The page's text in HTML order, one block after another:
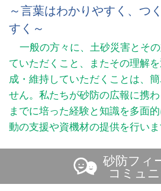
～言葉はわかりやすく、つ
すく～
一般の方々に、土砂災害とそ
ていただくこと、またその理解
成・維持していただくことは、
せん。私たちが砂防の広報に携
までに培った経験と知識を多面
動の支援や資機材の提供を行いま
砂防フィ
コミュ